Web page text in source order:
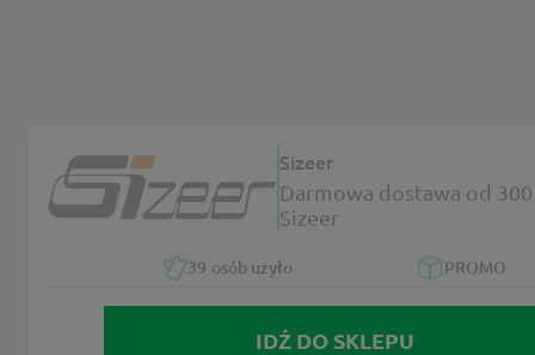
Sizeer
Darmowa dostawa od 300
Sizeer
39 osób użyło PROMO
IDŹ DO SKLEPU